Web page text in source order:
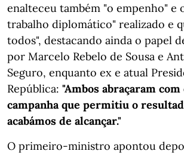
enalteceu também "o empenho" e
trabalho diplomático" realizado e
todos", destacando ainda o papel
por Marcelo Rebelo de Sousa e
Seguro, enquanto ex e atual
República: "Ambos abraçaram
campanha que permitiu o
acabámos de alcançar."
O primeiro-ministro apontou